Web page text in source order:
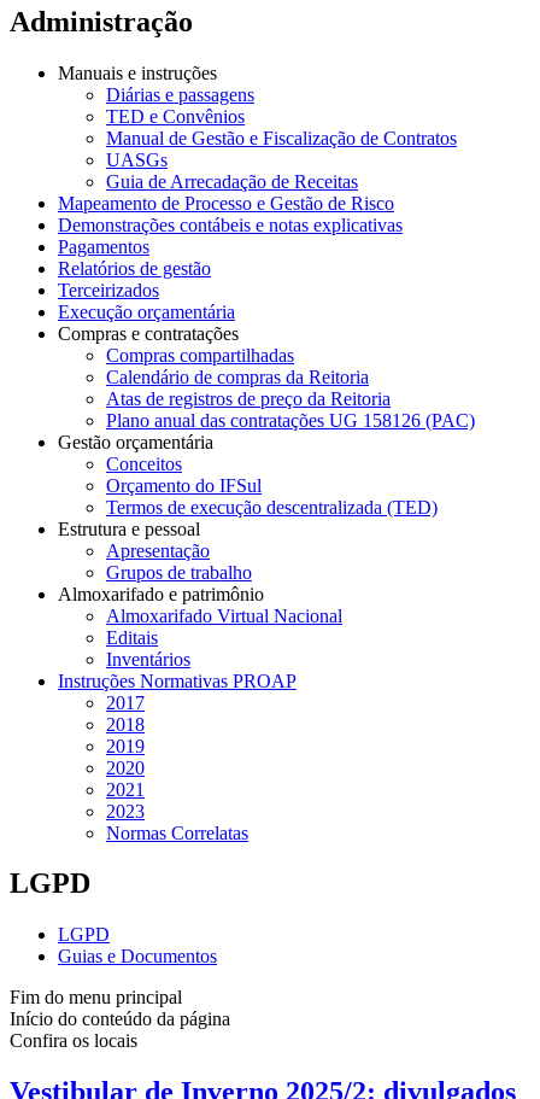
Administração
Manuais e instruções
Diárias e passagens
TED e Convênios
Manual de Gestão e Fiscalização de Contratos
UASGs
Guia de Arrecadação de Receitas
Mapeamento de Processo e Gestão de Risco
Demonstrações contábeis e notas explicativas
Pagamentos
Relatórios de gestão
Terceirizados
Execução orçamentária
Compras e contratações
Compras compartilhadas
Calendário de compras da Reitoria
Atas de registros de preço da Reitoria
Plano anual das contratações UG 158126 (PAC)
Gestão orçamentária
Conceitos
Orçamento do IFSul
Termos de execução descentralizada (TED)
Estrutura e pessoal
Apresentação
Grupos de trabalho
Almoxarifado e patrimônio
Almoxarifado Virtual Nacional
Editais
Inventários
Instruções Normativas PROAP
2017
2018
2019
2020
2021
2023
Normas Correlatas
LGPD
LGPD
Guias e Documentos
Fim do menu principal
Início do conteúdo da página
Confira os locais
Vestibular de Inverno 2025/2: divulgados